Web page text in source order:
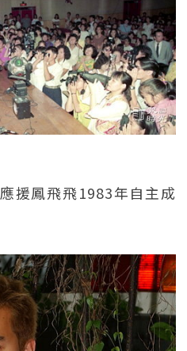
援鳳飛飛1983年自主成